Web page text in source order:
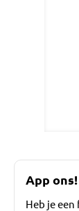
App ons!
Heb je